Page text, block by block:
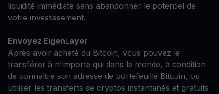
liquidité immédiate sans abandonner le potentiel de
votre investissement.
Envoyez EigenLayer
Après avoir acheté du Bitcoin, vous pouvez le
transférer à n'importe qui dans le monde, à condition
de connaître son adresse de portefeuille Bitcoin, ou
utiliser les transferts de cryptos instantanés et gratuits